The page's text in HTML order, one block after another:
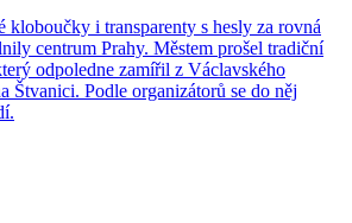
i transparenty s hesly za rovná
centrum Prahy. Městem prošel tradiční
odpoledne zamířil z Václavského
Štvanici. Podle organizátorů se do něj